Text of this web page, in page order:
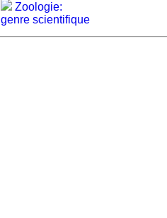
Zoologie:
genre scientifique